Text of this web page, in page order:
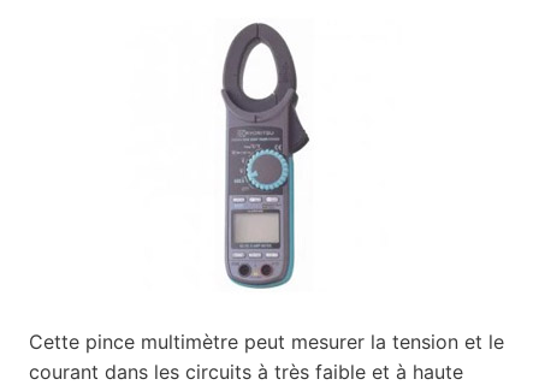
Cette pince multimètre peut mesurer la tension et le
courant dans les circuits à très faible et à haute